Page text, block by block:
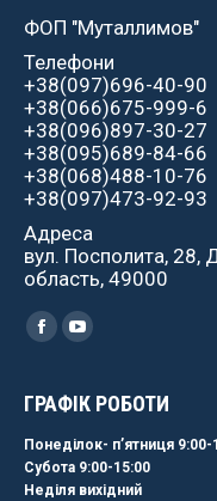
ФОП "Муталлимов"
Телефони
+38(097)696-40-90
+38(066)675-999-6
+38(096)897-30-27
+38(095)689-84-66
+38(068)488-10-76
+38(097)473-92-93
Адреса
вул. Посполита, 28,
область, 49000
Найдите нас:
Facebook
YouTube
ГРАФІК РОБОТИ
Понеділок- пʼятниця 9:00-
Субота 9:00-15:00
Неділя вихідний